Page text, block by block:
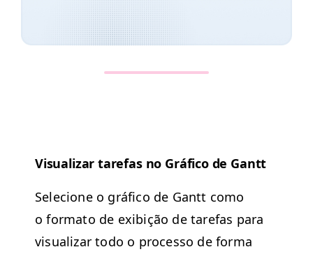
Visu­alizar tare­fas no Grá­fi­co de Gantt
Sele­cione o grá­fi­co de Gantt como
o for­ma­to de exibição de tare­fas para
visu­alizar todo o proces­so de for­ma